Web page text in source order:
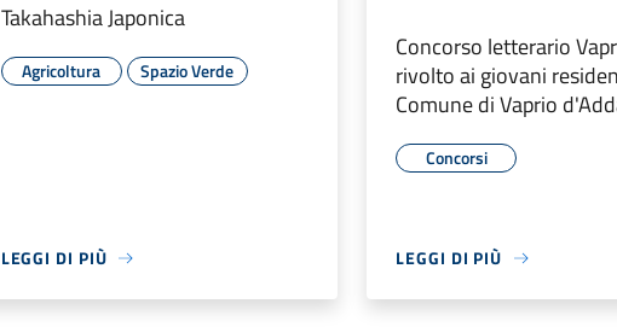
Takahashia Japonica
Agricoltura Spazio Verde
LEGGI DI PIÙ
Concorso letterario
rivolto ai giovani
Comune di Vaprio
Concorsi
LEGGI DI PIÙ